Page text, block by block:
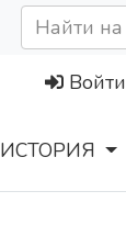
Войти
ИСТОРИЯ